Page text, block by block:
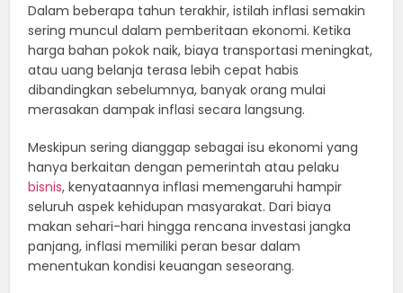
Dalam beberapa tahun terakhir, istilah inflasi semakin
sering muncul dalam pemberitaan ekonomi. Ketika
harga bahan pokok naik, biaya transportasi meningkat,
atau uang belanja terasa lebih cepat habis
dibandingkan sebelumnya, banyak orang mulai
merasakan dampak inflasi secara langsung.
Meskipun sering dianggap sebagai isu ekonomi yang
hanya berkaitan dengan pemerintah atau pelaku
bisnis, kenyataannya inflasi memengaruhi hampir
seluruh aspek kehidupan masyarakat. Dari biaya
makan sehari-hari hingga rencana investasi jangka
panjang, inflasi memiliki peran besar dalam
menentukan kondisi keuangan seseorang.